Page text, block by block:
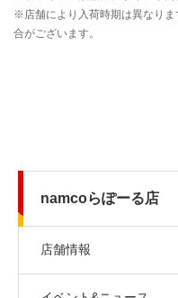
namcoらぽーる店
店舗情報